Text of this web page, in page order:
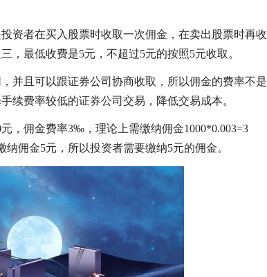
资者在买入股票时收取一次佣金，在卖出股票时再收
，最低收费是5元，不超过5元的按照5元收取。
并且可以跟证券公司协商收取，所以佣金的费率不是
续费率较低的证券公司交易，降低交易成本。
，佣金费率3‰，理论上需缴纳佣金1000*0.003=3
佣金5元，所以投资者需要缴纳5元的佣金。